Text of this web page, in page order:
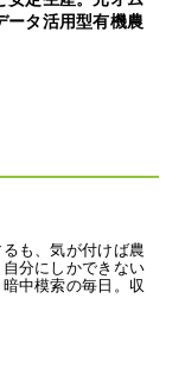
ータ活用型有機農
も、気が付けば農
分にしかできない
中模索の毎日。収